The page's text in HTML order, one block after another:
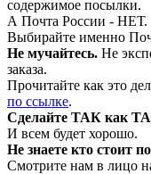
содержимое посылки.
А Почта России - НЕТ.
Выбирайте именно
Не мучайтесь. Не
заказа.
Прочитайте как это
по ссылке.
Сделайте ТАК как
И всем будет хорошо.
Не знаете кто стоит
Смотрите нам в лицо